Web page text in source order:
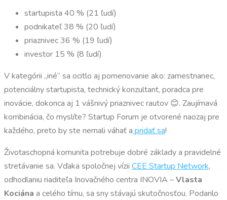
startupista 40 % (21 ľudí)
podnikateľ 38 % (20 ľudí)
priaznivec 36 % (19 ľudí)
investor 15 % (8 ľudí)
V kategórii „iné“ sa ocitlo aj pomenovanie ako: zamestnanec,
potenciálny startupista, technický konzultant, poradca pre
inovácie, dokonca aj 1 vášnivý priaznivec rautov 😊. Zaujímavá
kombinácia, čo myslíte? Startup Forum je otvorené naozaj pre
každého, preto by ste nemali váhať a pridať sa!
Životaschopná komunita potrebuje dobré základy a pravidelné
stretávanie sa. Vďaka spoločnej vízii CEE Startup Network,
odhodlaniu riaditeľa Inovačného centra INOVIA –Vlasta
Kociána a celého tímu, sa sny stávajú skutočnosťou. Podarilo